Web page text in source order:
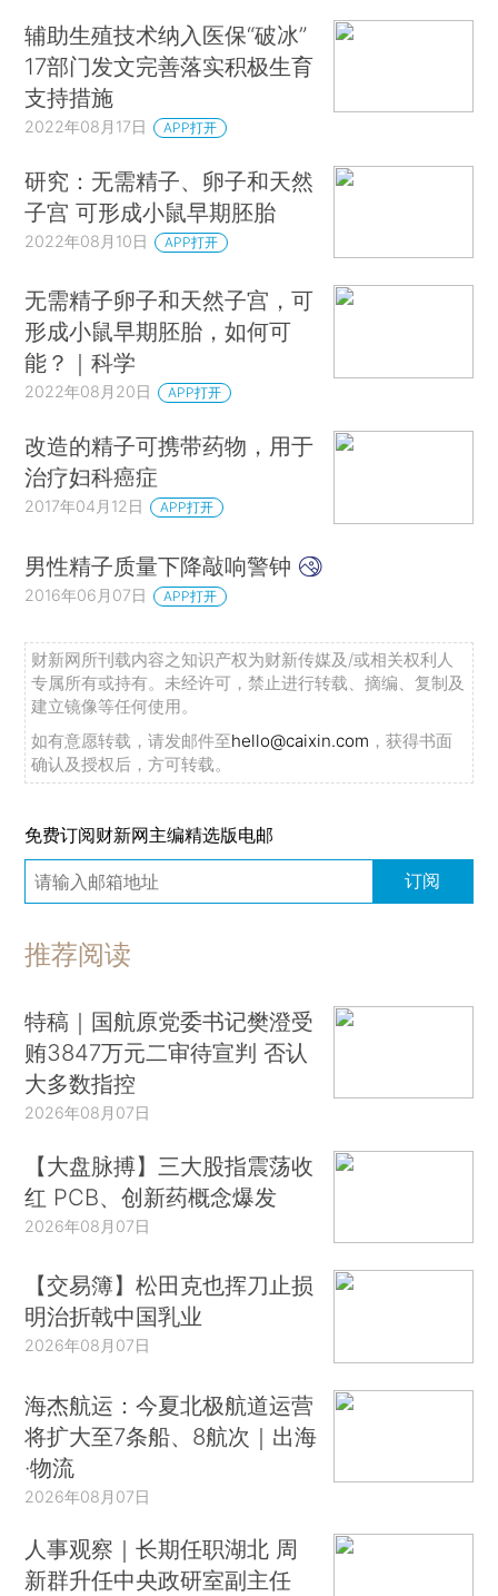
辅助生殖技术纳入医保“破冰”
17部门发文完善落实积极生育
支持措施
2022年08月17日 APP打开
研究：无需精子、卵子和天然
子宫 可形成小鼠早期胚胎
2022年08月10日 APP打开
无需精子卵子和天然子宫，可
形成小鼠早期胚胎，如何可
能？｜科学
2022年08月20日 APP打开
改造的精子可携带药物，用于
治疗妇科癌症
2017年04月12日 APP打开
男性精子质量下降敲响警钟
2016年06月07日 APP打开
财新网所刊载内容之知识产权为财新传媒及/或相关权利人
专属所有或持有。未经许可，禁止进行转载、摘编、复制及
建立镜像等任何使用。
如有意愿转载，请发邮件至hello@caixin.com ，获得书面
确认及授权后，方可转载。
免费订阅财新网主编精选版电邮
订阅
推荐阅读
特稿｜国航原党委书记樊澄受
贿3847万元二审待宣判 否认
大多数指控
2026年08月07日
【大盘脉搏】三大股指震荡收
红 PCB、创新药概念爆发
2026年08月07日
【交易簿】松田克也挥刀止损
明治折戟中国乳业
2026年08月07日
海杰航运：今夏北极航道运营
将扩大至7条船、8航次｜出海
·物流
2026年08月07日
人事观察｜长期任职湖北 周
新群升任中央政研室副主任